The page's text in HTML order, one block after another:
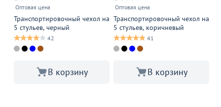
Оптовая цена
Транспортировочный чехол на
5 стульев, черный
42
В корзину
Оптовая цена
Транспортировочный чехол на
5 стульев, коричневый
41
В корзину